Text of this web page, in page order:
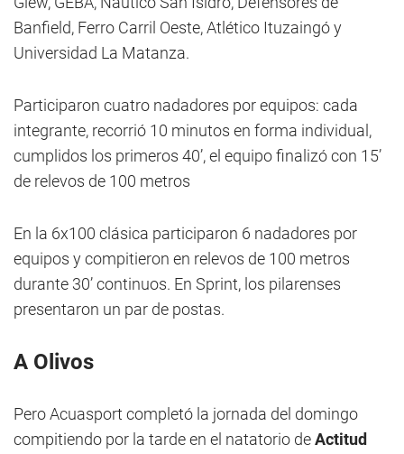
Banfield, Ferro Carril Oeste, Atlético Ituzaingó y
Universidad La Matanza.
Participaron cuatro nadadores por equipos: cada
integrante, recorrió 10 minutos en forma individual,
cumplidos los primeros 40’, el equipo finalizó con 15’
de relevos de 100 metros
En la 6x100 clásica participaron 6 nadadores por
equipos y compitieron en relevos de 100 metros
durante 30’ continuos. En Sprint, los pilarenses
presentaron un par de postas.
A Olivos
Pero Acuasport completó la jornada del domingo
compitiendo por la tarde en el natatorio deActitud